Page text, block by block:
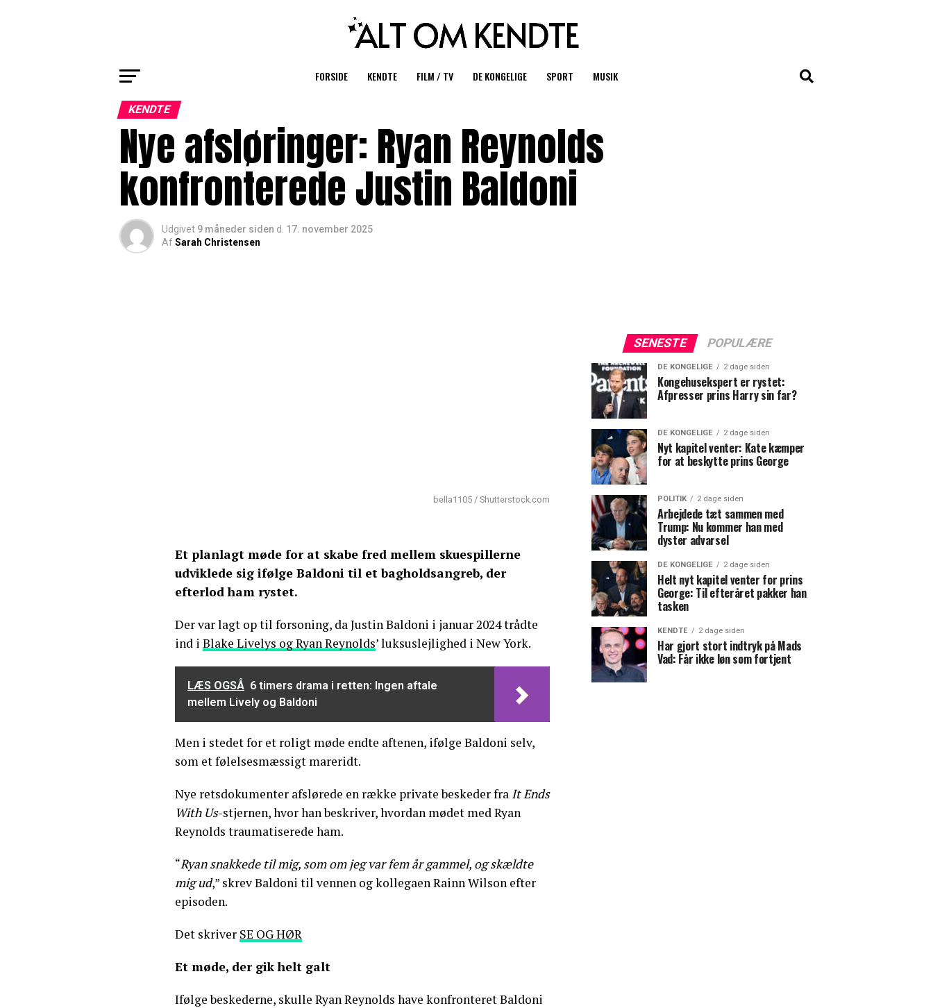
FORSIDE KENDTE FILM / TV DE KONGELIGE SPORT MUSIK
KENDTE
Nye afsløringer: Ryan Reynolds
konfronterede Justin Baldoni
Udgivet 9 måneder siden d. 17. november 2025
AfSarah Christensen
bella1105 / Shutterstock.com
Et planlagt møde for at skabe fred mellem skuespillerne
udviklede sig ifølge Baldoni til et bagholdsangreb, der
efterlod ham rystet.
Der var lagt op til forsoning, da Justin Baldoni i januar 2024 trådte
ind i Blake Livelys og Ryan Reynolds’ luksuslejlighed i New York.
LÆS OGSÅ 6 timers drama i retten: Ingen aftale
mellem Lively og Baldoni
Men i stedet for et roligt møde endte aftenen, ifølge Baldoni selv,
som et følelsesmæssigt mareridt.
Nye retsdokumenter afslørede en række private beskeder fra It Ends
With Us-stjernen, hvor han beskriver, hvordan mødet med Ryan
Reynolds traumatiserede ham.
“Ryan snakkede til mig, som om jeg var fem år gammel, og skældte
mig ud,” skrev Baldoni til vennen og kollegaen Rainn Wilson efter
episoden.
Det skriver SE OG HØR
Et møde, der gik helt galt
Ifølge beskederne, skulle Ryan Reynolds have konfronteret Baldoni
SENESTE POPULÆRE
DE KONGELIGE 2 dage siden
Kongehusekspert er rystet:
Afpresser prins Harry sin far?
DE KONGELIGE 2 dage siden
Nyt kapitel venter: Kate kæmper
for at beskytte prins George
POLITIK 2 dage siden
Arbejdede tæt sammen med
Trump: Nu kommer han med
dyster advarsel
DE KONGELIGE 2 dage siden
Helt nyt kapitel venter for prins
George: Til efteråret pakker han
tasken
KENDTE 2 dage siden
Har gjort stort indtryk på Mads
Vad: Får ikke løn som fortjent